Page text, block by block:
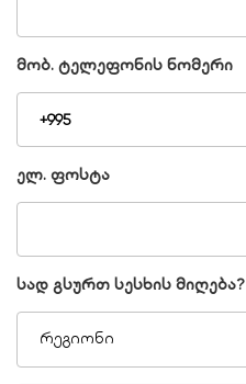
მობ. ტელეფონის ნომერი
ელ. ფოსტა
სად გსურთ სესხის მიღება?
რეგიონი